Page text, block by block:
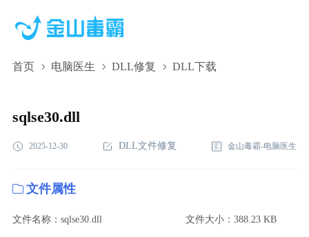
首页 电脑医生 DLL修复 DLL下载
sqlse30.dll,sqlse30.dll下载,sqlse30.dll修复
sqlse30.dll
2025-12-30 DLL文件修复 金山毒霸-电脑医生
文件属性
文件名称：sqlse30.dll 文件大小：388.23 KB